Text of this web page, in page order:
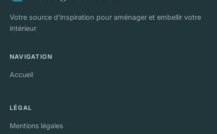
Votre source d'inspiration pour aménager et embellir votre
intérieur
NAVIGATION
Accueil
LÉGAL
Mentions légales